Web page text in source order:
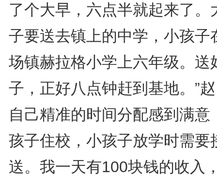
了个大早，六点半就起来了。
子要送去镇上的中学，小孩子
场镇赫拉格小学上六年级。送
子，正好八点钟赶到基地。”
自己精准的时间分配感到满意
孩子住校，小孩子放学时需要
送。我一天有100块钱的收入